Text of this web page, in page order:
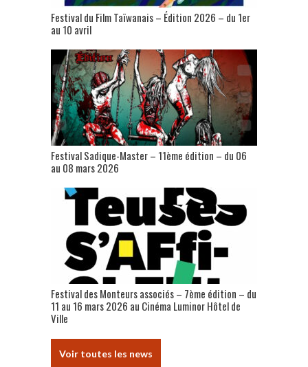
Festival du Film Taïwanais – Édition 2026 – du 1er
au 10 avril
Festival Sadique-Master – 11ème édition – du 06
au 08 mars 2026
Festival des Monteurs associés – 7ème édition – du
11 au 16 mars 2026 au Cinéma Luminor Hôtel de
Ville
Voir toutes les news